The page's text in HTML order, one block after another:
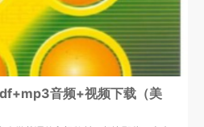
音频+视频下载（美